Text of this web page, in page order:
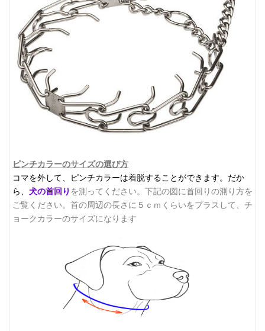
ピンチカラーのサイズの選び方
コマを外して、ピンチカラーは着脱することができます。 だか
ら、 犬の首回り を測ってください。下記の図に首回りの測り方を
ご覧ください。 首の周辺の長さに５ｃｍくらいをプラスして、チ
ョークカラーのサイズになります